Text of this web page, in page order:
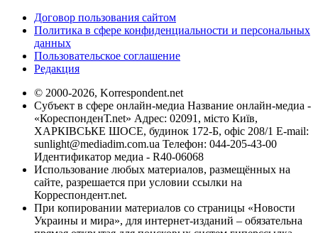
Договор пользования сайтом
Политика в сфере конфиденциальности и персональных
данных
Пользовательское соглашение
Редакция
© 2000-2026, Korrespondent.net
Субъект в сфере онлайн-медиа Название онлайн-медиа -
«КореспонденТ.net» Адрес: 02091, місто Київ,
ХАРКІВСЬКЕ ШОСЕ, будинок 172-Б, офіс 208/1 E-mail:
sunlight@mediadim.com.ua Телефон: 044-205-43-00
Идентификатор медиа - R40-06068
Использование любых материалов, размещённых на
сайте, разрешается при условии ссылки на
Корреспондент.net.
При копировании материалов со страницы «Новости
Украины и мира», для интернет-изданий – обязательна